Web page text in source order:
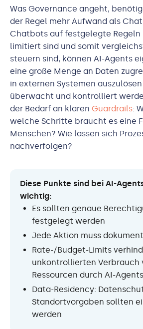
Was Governance angeht,
der Regel mehr Aufwand als
Chatbots auf festgelegte Regeln
limitiert sind und somit
steuern sind, können AI-Agents
eine große Menge an Daten
in externen Systemen
überwacht und kontrolliert
der Bedarf an klaren Guardrails:
welche Schritte braucht es eine
Menschen? Wie lassen sich
nachverfolgen?
Diese Punkte sind bei AI-
wichtig:
Es sollten genaue
festgelegt werden
Jede Aktion muss
Rate-/Budget-Limits
unkontrollierten Verbrauch
Ressourcen durch AI-Agents
Data-Residency:
Standortvorgaben sollten
werden